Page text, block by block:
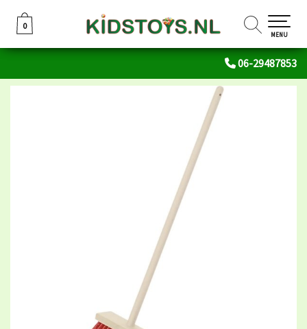
06-29487853
0
0
MENU